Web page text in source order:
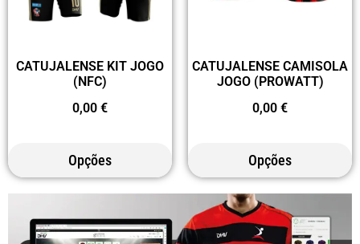
CATUJALENSE KIT JOGO
(NFC)
0,00 €
Opções
CATUJALENSE CAMISOLA
JOGO (PROWATT)
0,00 €
Opções